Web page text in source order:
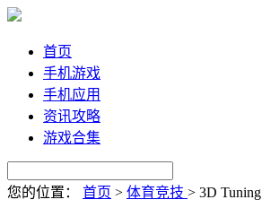
首页
手机游戏
手机应用
资讯攻略
游戏合集
您的位置： 首页 > 体育竞技 > 3D Tuning